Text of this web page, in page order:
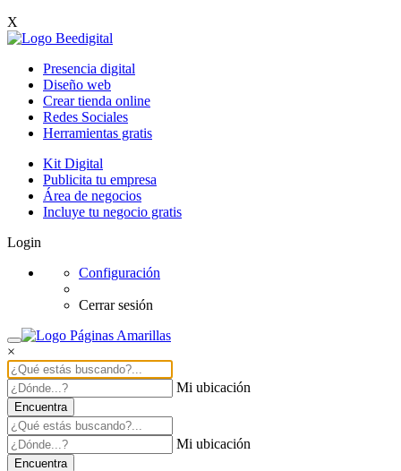
X
Presencia digital
Diseño web
Crear tienda online
Redes Sociales
Herramientas gratis
Kit Digital
Publicita tu empresa
Área de negocios
Incluye tu negocio gratis
Login
Configuración
Cerrar sesión
×
Mi ubicación
Encuentra
Mi ubicación
Encuentra